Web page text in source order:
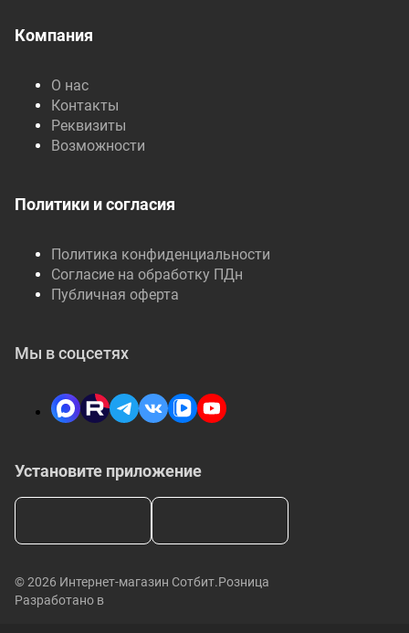
Компания
О нас
Контакты
Реквизиты
Возможности
Политики и согласия
Политика конфиденциальности
Согласие на обработку ПДн
Публичная оферта
Установите приложение
Мы в соцсетях
© 2026 Интернет-магазин Сотбит.Розница
Разработано в